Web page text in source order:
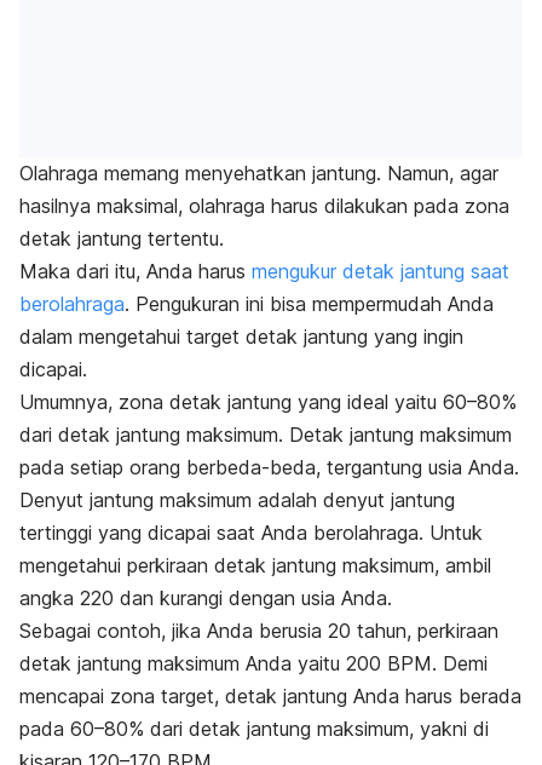
Olahraga memang menyehatkan jantung. Namun, agar
hasilnya maksimal, olahraga harus dilakukan pada zona
detak jantung tertentu.
Maka dari itu, Anda harus mengukur detak jantung saat
berolahraga. Pengukuran ini bisa mempermudah Anda
dalam mengetahui target detak jantung yang ingin
dicapai.
Umumnya, zona detak jantung yang ideal yaitu 60–80%
dari detak jantung maksimum. Detak jantung maksimum
pada setiap orang berbeda-beda, tergantung usia Anda.
Denyut jantung maksimum adalah denyut jantung
tertinggi yang dicapai saat Anda berolahraga. Untuk
mengetahui perkiraan detak jantung maksimum, ambil
angka 220 dan kurangi dengan usia Anda.
Sebagai contoh, jika Anda berusia 20 tahun, perkiraan
detak jantung maksimum Anda yaitu 200 BPM. Demi
mencapai zona target, detak jantung Anda harus berada
pada 60–80% dari detak jantung maksimum, yakni di